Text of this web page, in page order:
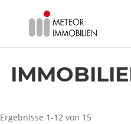
Ergebnisse 1-12 von 15